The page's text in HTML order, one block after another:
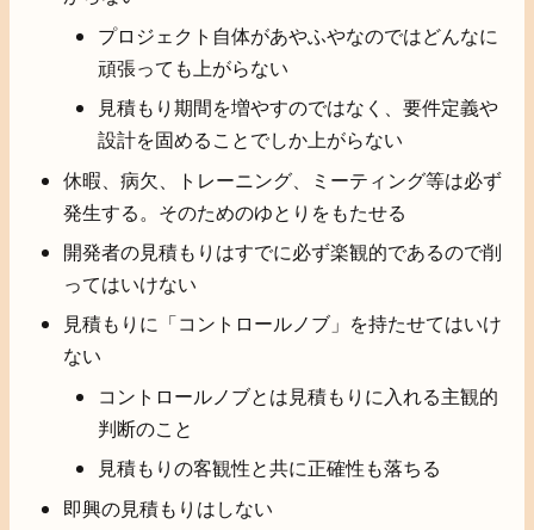
プロジェクト自体があやふやなのではどんなに
頑張っても上がらない
見積もり期間を増やすのではなく、要件定義や
設計を固めることでしか上がらない
休暇、病欠、トレーニング、ミーティング等は必ず
発生する。そのためのゆとりをもたせる
開発者の見積もりはすでに必ず楽観的であるので削
ってはいけない
見積もりに「コントロールノブ」を持たせてはいけ
ない
コントロールノブとは見積もりに入れる主観的
判断のこと
見積もりの客観性と共に正確性も落ちる
即興の見積もりはしない